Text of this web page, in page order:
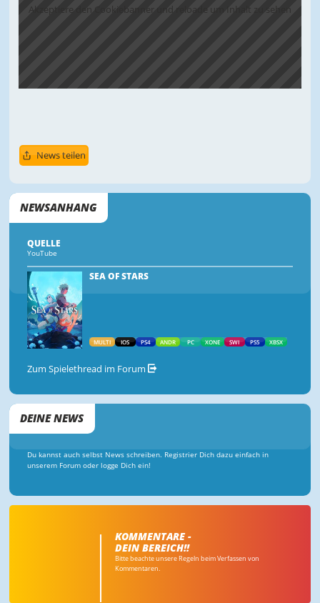
Akzeptiere den Cookiebanner und reloade um Inhalt zu sehen
News teilen
NEWSANHANG
QUELLE
YouTube
SEA OF STARS
MULTI IOS PS4 ANDR PC XONE SWI PS5 XBSX
Zum Spielethread im Forum
DEINE NEWS
Du kannst auch selbst News schreiben. Registrier Dich dazu einfach in
unserem Forum oder logge Dich ein!
KOMMENTARE -
DEIN BEREICH!!
Bitte beachte unsere Regeln beim Verfassen von
Kommentaren.